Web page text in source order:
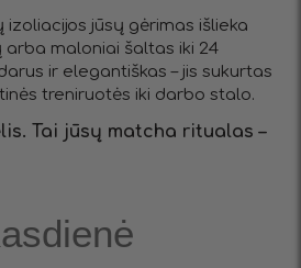
izoliacijos jūsų gėrimas išlieka
arba maloniai šaltas iki 24
treniruotės iki darbo stalo.
Tai jūsų matcha ritualas –